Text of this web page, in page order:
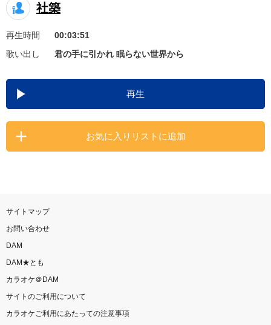
キャンペーン
お知らせ よくあるご質問
DAMの新曲・ランキングなど
カラオケ最新情報をチェック！
社築
再生時間
00:03:51
歌い出し
君の手に引かれ 眠らない世界から
再生
お気に入りリストに追加
サイトマップ
お問い合わせ
DAM
DAM★とも
カラオケ＠DAM
サイトのご利用について
カラオケご利用にあたっての注意事項